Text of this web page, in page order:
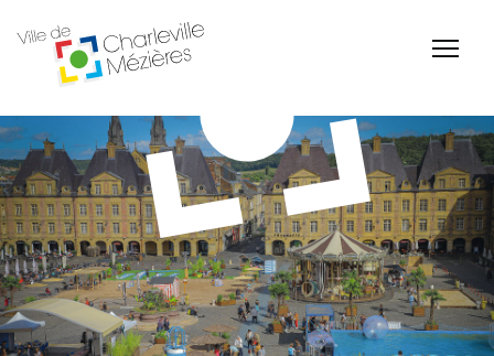
Billetterie Théâtre Espace Famille